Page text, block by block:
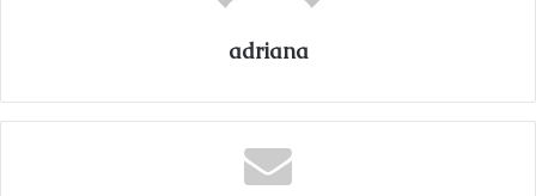
adriana